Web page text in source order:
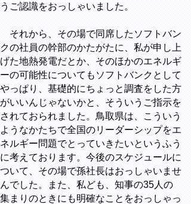
うご認識をおっしゃいました。
それから、その場で同席したソフトバン
クの社員の幹部のかたがたに、私が申し上
げた地熱発電だとか、そのほかのエネルギ
ーの可能性についてもソフトバンクとして
やっぱり、基礎的にちょっと調査をした方
がいいんじゃないかと、そういうご指示を
されておられました。鳥取県は、こういう
ようなかたちで全国のリーダーシップをエ
ネルギー問題でとっていきたいというふう
に考えております。今後のスケジュールに
ついて、その場で孫社長はおっしゃいませ
んでした。また、私ども、知事の35人の
集まりのときにも明確なことをおっしゃっ